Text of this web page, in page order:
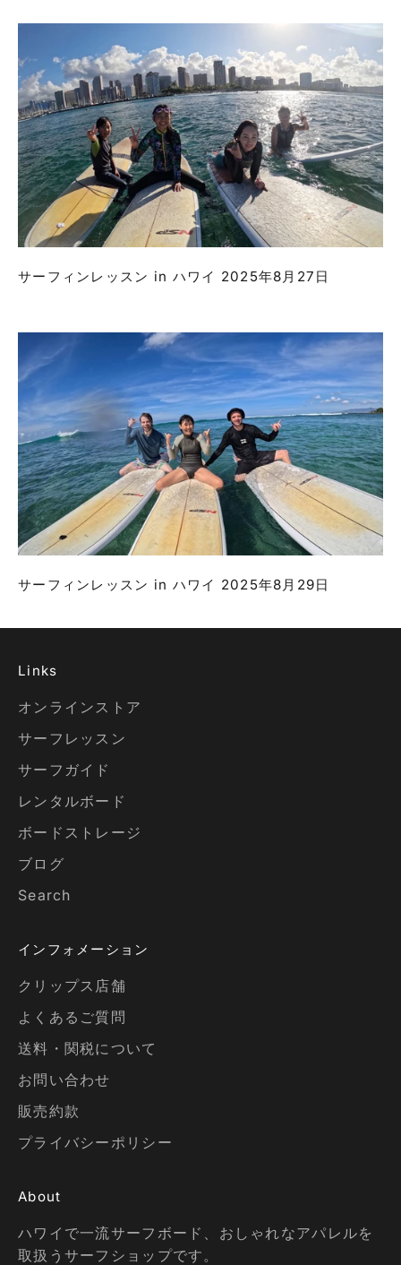
サーフィンレッスン in ハワイ 2025年8月27日
サーフィンレッスン in ハワイ 2025年8月29日
Links
オンラインストア
サーフレッスン
サーフガイド
レンタルボード
ボードストレージ
ブログ
Search
インフォメーション
クリップス店舗
よくあるご質問
送料・関税について
お問い合わせ
販売約款
プライバシーポリシー
About
ハワイで一流サーフボード、おしゃれなアパレルを
取扱うサーフショップです。